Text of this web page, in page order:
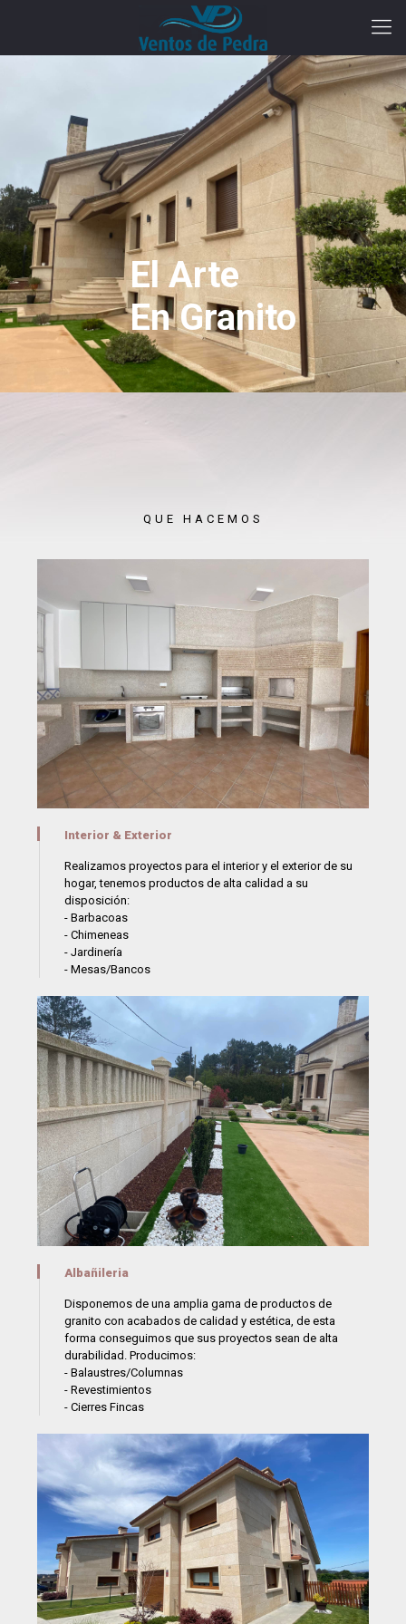
El Arte
En Granito
QUE HACEMOS
Interior & Exterior
Realizamos proyectos para el interior y el exterior de su
hogar, tenemos productos de alta calidad a su
disposición:
- Barbacoas
- Chimeneas
- Jardinería
- Mesas/Bancos
Albañileria
Disponemos de una amplia gama de productos de
granito con acabados de calidad y estética, de esta
forma conseguimos que sus proyectos sean de alta
durabilidad. Producimos:
- Balaustres/Columnas
- Revestimientos
- Cierres Fincas